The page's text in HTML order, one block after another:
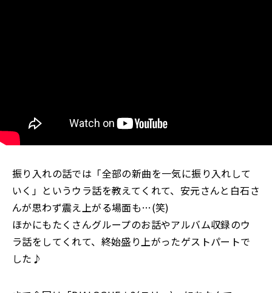
振り入れの話では「全部の新曲を一気に振り入れして
いく」というウラ話を教えてくれて、安元さんと白石さ
んが思わず震え上がる場面も…(笑)
ほかにもたくさんグループのお話やアルバム収録のウ
ラ話をしてくれて、終始盛り上がったゲストパートで
した♪